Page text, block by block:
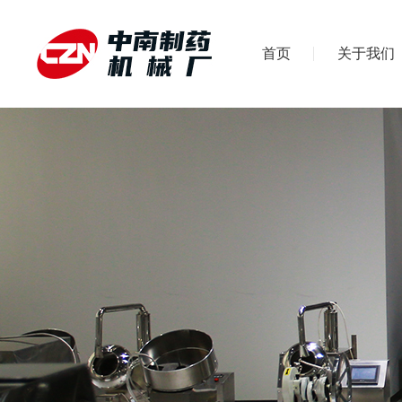
首页 关于我们